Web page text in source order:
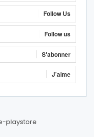
Follow Us
Follow us
S'abonner
J'aime